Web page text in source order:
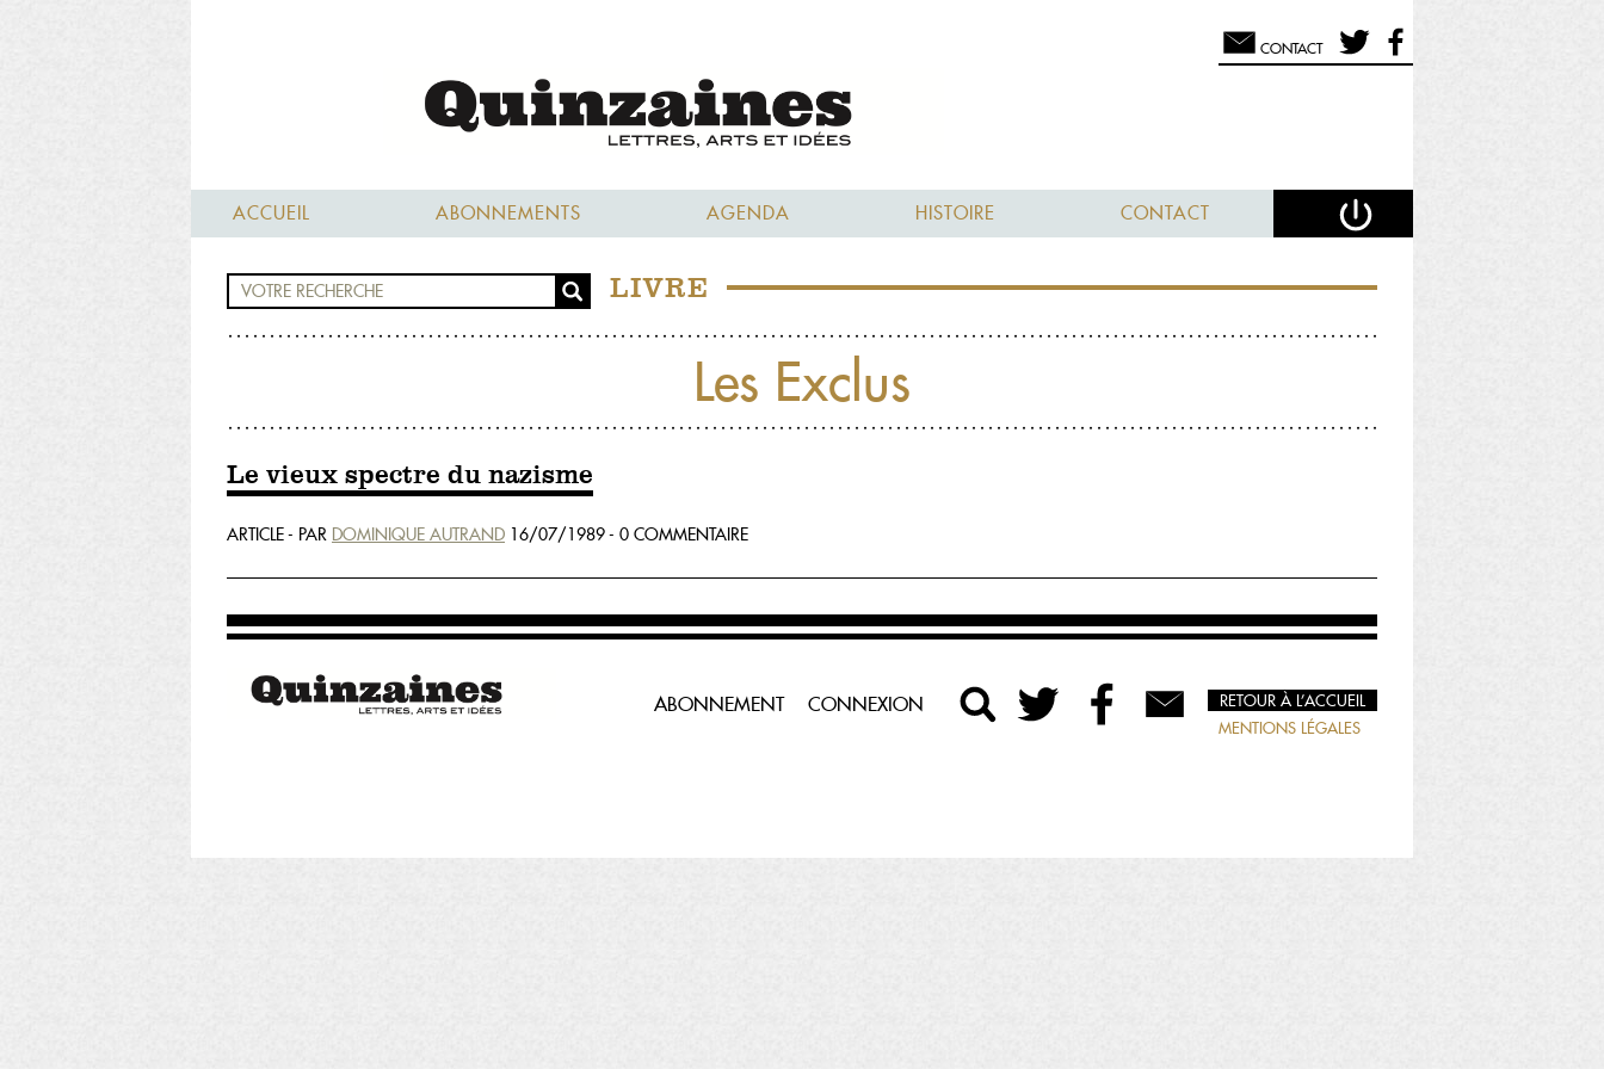
CONTACT
ACCUEIL ABONNEMENTS AGENDA HISTOIRE CONTACT
LIVRE
Les Exclus
Le vieux spectre du nazisme
ARTICLE - PAR DOMINIQUE AUTRAND 16/07/1989 - 0 COMMENTAIRE
ABONNEMENT CONNEXION
RETOUR À L’ACCUEIL
MENTIONS LÉGALES